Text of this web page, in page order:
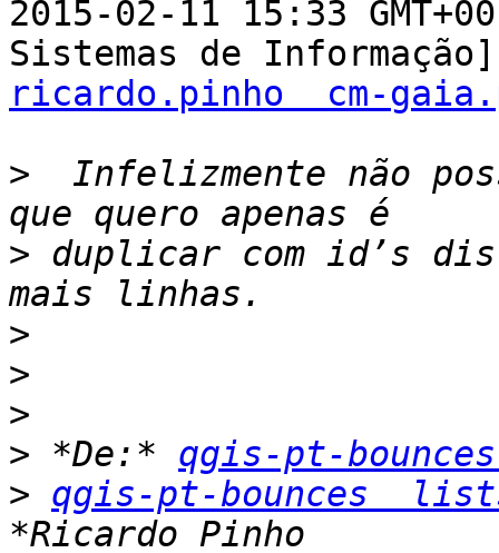
2015-02-11 15:33
ricardo.pinho  cm-
>
Infelizmente não
> duplicar com id’s
>
>
>
> *De:* qgis-pt-
> qgis-pt-bounces